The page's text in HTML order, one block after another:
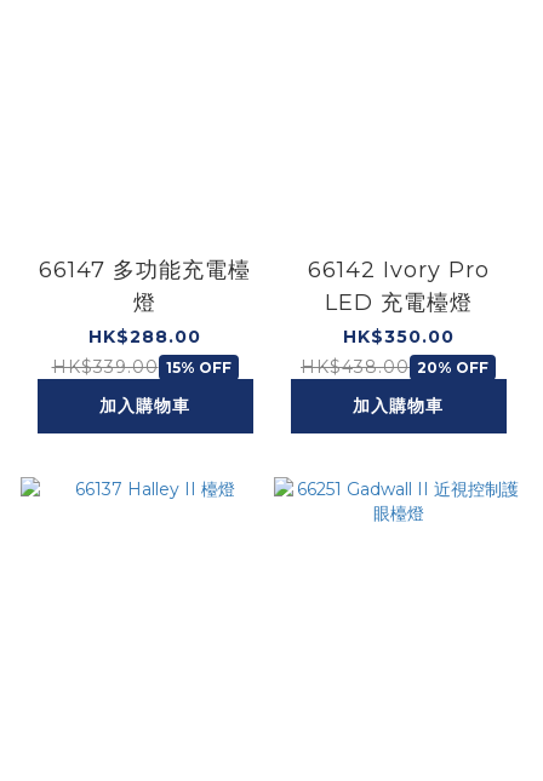
66147 多功能充電檯
燈
HK$288.00
HK$339.00 15% OFF
加入購物車
66142 Ivory Pro
LED 充電檯燈
HK$350.00
HK$438.00 20% OFF
加入購物車